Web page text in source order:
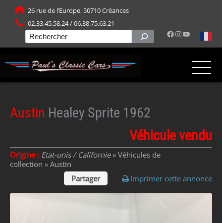
26 rue de l’Europe, 50710 Créances
02.33.45.58.24 / 06.38.75.63.21
Facebook
Instagram
YouTube
Rechercher
Austin Healey Sprite 1962
Véhicule vendu
Origine : Etat-unis / Californie» Véhicules de
collection » Austin
Partager
Imprimer cette annonce
Panneau de gestion des cookies